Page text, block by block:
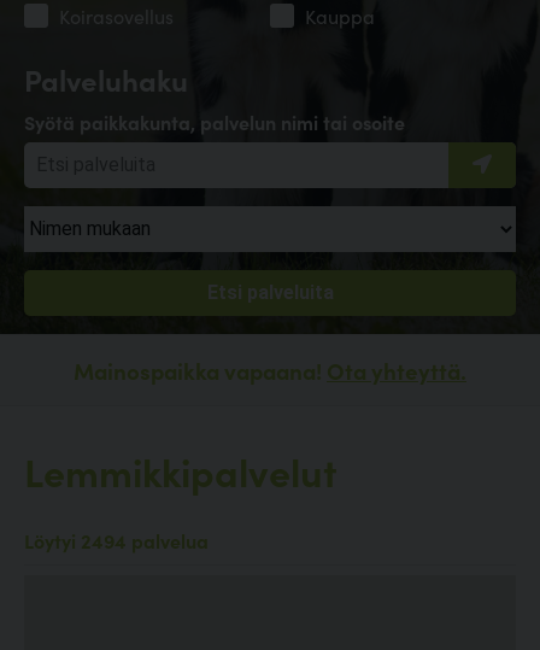
Palveluhaku
Syötä paikkakunta, palvelun nimi tai osoite
Koirasovellus
Kauppa
Mainospaikka vapaana! Ota yhteyttä.
Lemmikkipalvelut
Löytyi 2494 palvelua